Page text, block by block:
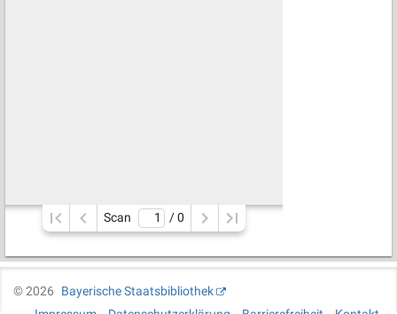
Scan / 0
©2026
Bayerische Staatsbibliothek